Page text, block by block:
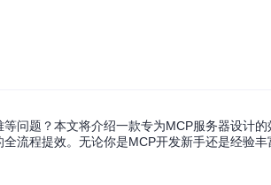
问题？本文将介绍一款专为MCP服务器设计
流程提效。无论你是MCP开发新手还是经验